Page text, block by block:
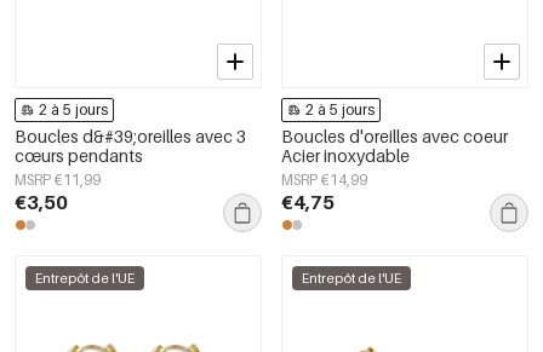
2 à 5 jours
Boucles d&#39;oreilles avec 3
cœurs pendants
MSRP €11,99
€3,50
2 à 5 jours
Boucles d'oreilles avec coeur
Acier inoxydable
MSRP €14,99
€4,75
Entrepôt de l'UE Entrepôt de l'UE